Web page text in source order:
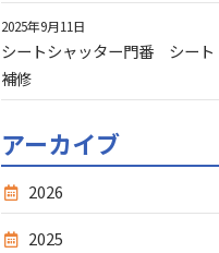
シートシャッター門番 シート
補修
2025年9月11日
アーカイブ
2026
2025